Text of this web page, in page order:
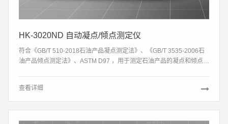
HK-3020ND 自动凝点/倾点测定仪
符合《GB/T 510-2018石油产品凝点测定法》、《GB/T 3535-2006石
油产品倾点测定法》、ASTM D97 ，用于测定石油产品的凝点和倾点，
查看详细